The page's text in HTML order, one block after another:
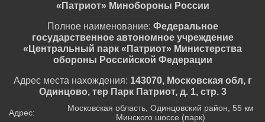
«Патриот» Минобороны России
Полное наименование: Федеральное
государственное автономное учреждение
«Центральный парк «Патриот» Министерства
обороны Российской Федерации
Адрес места нахождения: 143070, Московская обл, г
Одинцово, тер Парк Патриот, д. 1, стр. 3
Адрес:
Московская область, Одинцовский район, 55 км
Минского шоссе (парк)